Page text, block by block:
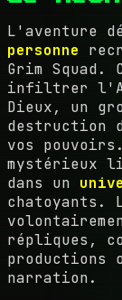
L'aventure
personne
Grim
infiltrer
Dieux, un
destruction
vos
mystérieux
dans un
chatoyants.
répliques,
narration.